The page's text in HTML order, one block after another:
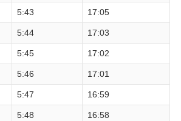
5:43 17:05
5:44 17:03
5:45 17:02
5:46 17:01
5:47 16:59
5:48 16:58